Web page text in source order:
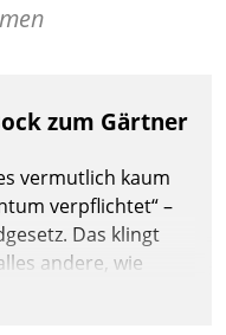
zum Gärtner
vermutlich kaum
verpflichtet“ –
Das klingt
andere, wie
mit der